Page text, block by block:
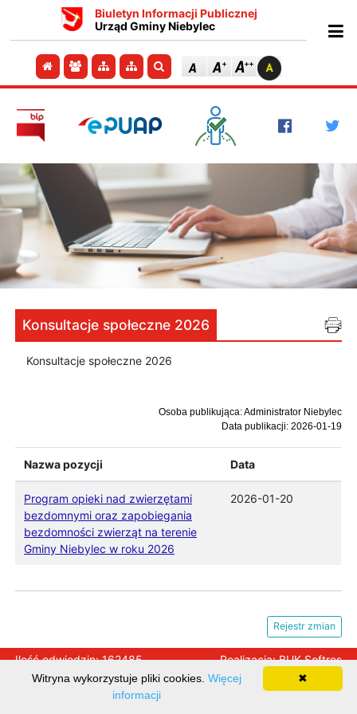
Biuletyn Informacji Publicznej
Urząd Gminy Niebylec
Przejdź do strony głównej
Przejdź do redakcji
Przejdź do mapy strony
Przejdź do mapy strony
Szukaj
Konsultacje społeczne 2026
Konsultacje społeczne 2026
Osoba publikująca: Administrator Niebylec
Data publikacji: 2026-01-19
Nazwa pozycji Data
Program opieki nad zwierzętami
bezdomnymi oraz zapobiegania
bezdomności zwierząt na terenie
Gminy Niebylec w roku 2026
2026-01-20
Rejestr zmian
Ilość odwiedzin: 162485 Realizacja:BUK Softres
✖
Witryna wykorzystuje pliki cookies. Więcej
informacji